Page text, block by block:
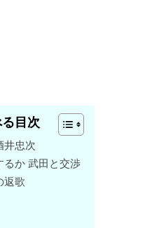
目次
井忠次
るか 武田と交渉
返歌